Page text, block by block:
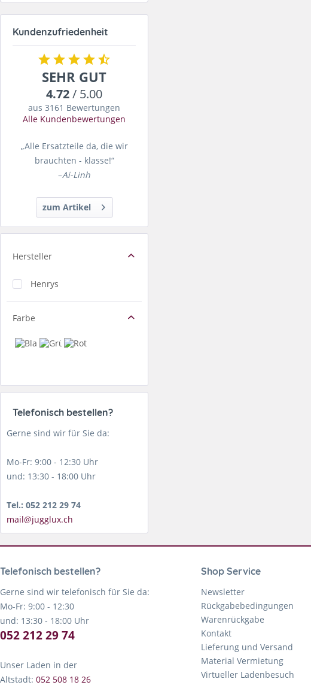
Kundenzufriedenheit
SEHR GUT
4.72/ 5.00
aus 3161 Bewertungen
Alle Kundenbewertungen
„Alle Ersatzteile da, die wir
brauchten - klasse!“
–Ai-Linh
zum Artikel
Hersteller
Henrys
Farbe
Telefonisch bestellen?
Gerne sind wir für Sie da:
Mo-Fr: 9:00 - 12:30 Uhr
und: 13:30 - 18:00 Uhr
Tel.: 052 212 29 74
mail@jugglux.ch
Telefonisch bestellen?
Gerne sind wir telefonisch für Sie da:
Mo-Fr: 9:00 - 12:30
und: 13:30 - 18:00 Uhr
052 212 29 74
Unser Laden in der
Altstadt: 052 508 18 26
Shop Service
Newsletter
Rückgabebedingungen
Warenrückgabe
Kontakt
Lieferung und Versand
Material Vermietung
Virtueller Ladenbesuch